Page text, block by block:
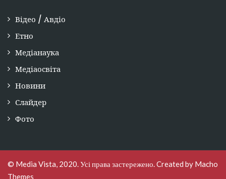
Відео / Авдіо
Етно
Медіанаука
Медіаосвіта
Новини
Слайдер
Фото
© Media Vista, 2020. Усі права застережено. Created by Macho
Themes